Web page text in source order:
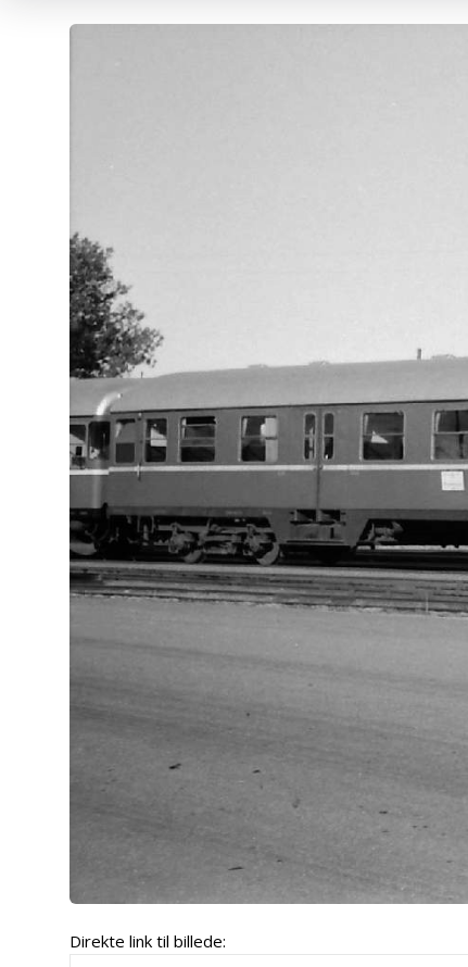
Direkte link til billede: